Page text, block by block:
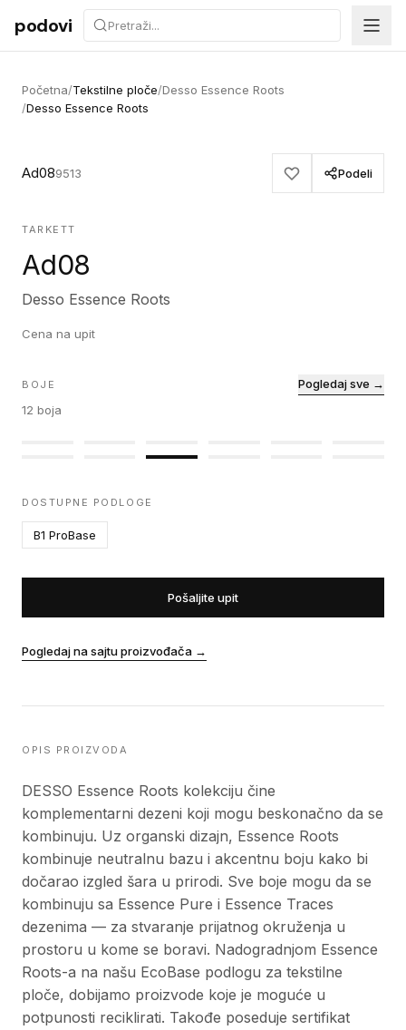
Preskoči na sadržaj
podovi
Početna/Tekstilne ploče/Desso Essence Roots
/Desso Essence Roots
Ad089513 Podeli
TARKETT
Ad08
Desso Essence Roots
Cena na upit
BOJE
12 boja
Pogledaj sve →
DOSTUPNE PODLOGE
B1 ProBase
Pošaljite upit
Pogledaj na sajtu proizvođača →
OPIS PROIZVODA
DESSO Essence Roots kolekciju čine
komplementarni dezeni koji mogu beskonačno da se
kombinuju. Uz organski dizajn, Essence Roots
kombinuje neutralnu bazu i akcentnu boju kako bi
dočarao izgled šara u prirodi. Sve boje mogu da se
kombinuju sa Essence Pure i Essence Traces
dezenima — za stvaranje prijatnog okruženja u
prostoru u kome se boravi. Nadogradnjom Essence
Roots-a na našu EcoBase podlogu za tekstilne
ploče, dobijamo proizvode koje je moguće u
potpunosti reciklirati. Takođe poseduje sertifikat